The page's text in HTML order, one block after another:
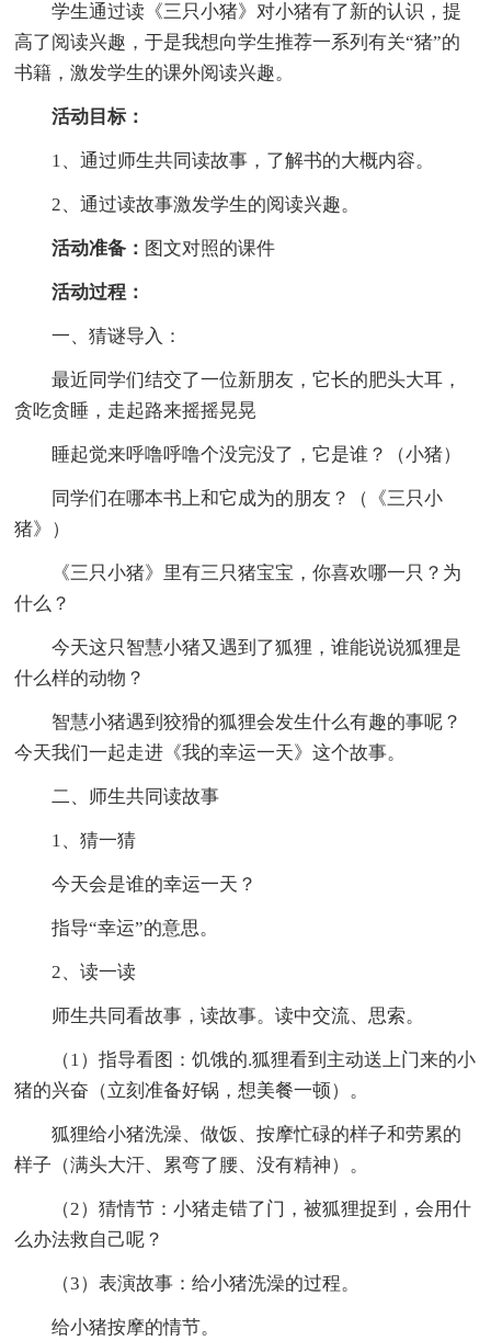
学生通过读《三只小猪》对小猪有了新的认识，提
高了阅读兴趣，于是我想向学生推荐一系列有关“猪”的
书籍，激发学生的课外阅读兴趣。
活动目标：
1、通过师生共同读故事，了解书的大概内容。
2、通过读故事激发学生的阅读兴趣。
活动准备： 图文对照的课件
活动过程：
一、猜谜导入：
最近同学们结交了一位新朋友，它长的肥头大耳，
贪吃贪睡，走起路来摇摇晃晃
睡起觉来呼噜呼噜个没完没了，它是谁？（小猪）
同学们在哪本书上和它成为的朋友？（《三只小
猪》）
《三只小猪》里有三只猪宝宝，你喜欢哪一只？为
什么？
今天这只智慧小猪又遇到了狐狸，谁能说说狐狸是
什么样的动物？
智慧小猪遇到狡猾的狐狸会发生什么有趣的事呢？
今天我们一起走进《我的幸运一天》这个故事。
二、师生共同读故事
1、猜一猜
今天会是谁的幸运一天？
指导“幸运”的意思。
2、读一读
师生共同看故事，读故事。读中交流、思索。
（1）指导看图：饥饿的.狐狸看到主动送上门来的小
猪的兴奋（立刻准备好锅，想美餐一顿）。
狐狸给小猪洗澡、做饭、按摩忙碌的样子和劳累的
样子（满头大汗、累弯了腰、没有精神）。
（2）猜情节：小猪走错了门，被狐狸捉到，会用什
么办法救自己呢？
（3）表演故事：给小猪洗澡的过程。
给小猪按摩的情节。